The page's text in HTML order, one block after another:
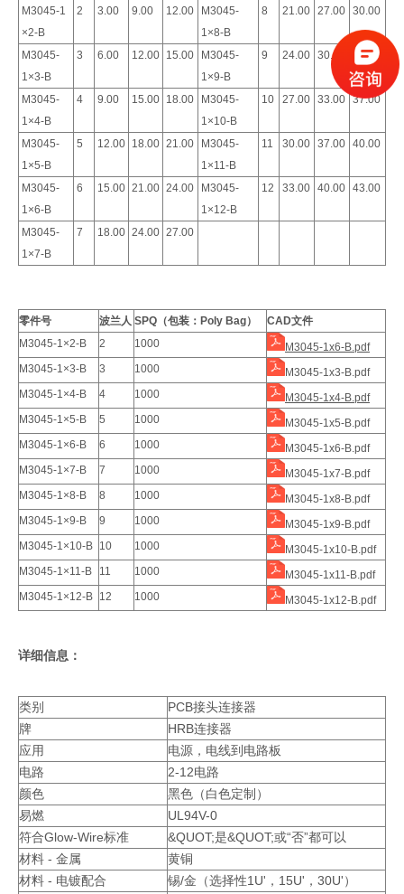
M3045-1
×2-B
2 3.00 9.00 12.00
M3045-
1×8-B
8 21.00 27.00 30.00
M3045-
1×3-B
3 6.00 12.00 15.00
M3045-
1×9-B
9 24.00 30.00 33.00
M3045-
1×4-B
4 9.00 15.00 18.00
M3045-
1×10-B
10 27.00 33.00 37.00
M3045-
1×5-B
5 12.00 18.00 21.00
M3045-
1×11-B
11 30.00 37.00 40.00
M3045-
1×6-B
6 15.00 21.00 24.00
M3045-
1×12-B
12 33.00 40.00 43.00
M3045-
1×7-B
7 18.00 24.00 27.00
零件号 波兰人 SPQ（包装：Poly Bag）
CAD文件
M3045-1×2-B
2 1000
M3045-1x6-B.pdf
M3045-1×3-B
3 1000
M3045-1x3-B.pdf
M3045-1×4-B
4 1000
M3045-1x4-B.pdf
M3045-1×5-B
5 1000
M3045-1x5-B.pdf
M3045-1×6-B
6 1000
M3045-1x6-B.pdf
M3045-1×7-B
7 1000
M3045-1x7-B.pdf
M3045-1×8-B
8 1000
M3045-1x8-B.pdf
M3045-1×9-B
9 1000
M3045-1x9-B.pdf
M3045-1×10-B 10 1000
M3045-1x10-B.pdf
M3045-1×11-B
11 1000
M3045-1x11-B.pdf
M3045-1×12-B 12 1000 M3045-1x12-B.pdf
详细信息：
类别
PCB接头连接器
牌
HRB连接器
应用
电源，电线到电路板
电路
2-12电路
颜色
黑色（白色定制）
易燃
UL94V-0
符合Glow-Wire标准
&QUOT;是&QUOT;或“否”都可以
材料 - 金属
黄铜
材料 - 电镀配合
锡/金（选择性1U'，15U'，30U'）